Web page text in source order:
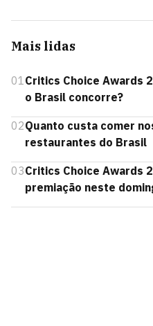
Mais lidas
01Critics Choice Awards
o Brasil concorre?
02Quanto custa comer
restaurantes do Brasil
03Critics Choice Awards
premiação neste